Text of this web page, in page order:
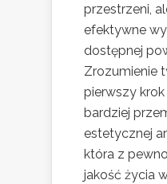
przestrzeni,
efektywne
dostępnej
Zrozumienie
pierwszy
bardziej
estetycznej
która z
jakość życia